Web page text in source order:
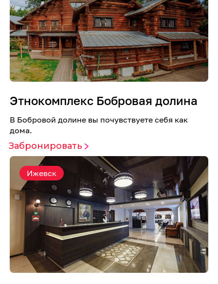
Этнокомплекс Бобровая долина
В Бобровой долине вы почувствуете себя как
дома.
Забронировать
Ижевск